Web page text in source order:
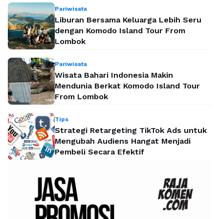
Pariwisata
Liburan Bersama Keluarga Lebih Seru
dengan Komodo Island Tour From
Lombok
Pariwisata
Wisata Bahari Indonesia Makin
Mendunia Berkat Komodo Island Tour
From Lombok
Tips
Strategi Retargeting TikTok Ads untuk
Mengubah Audiens Hangat Menjadi
Pembeli Secara Efektif